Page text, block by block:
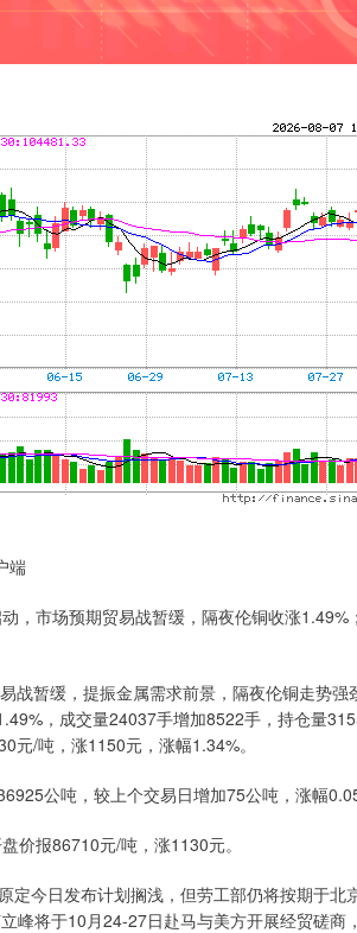
端
市场预期贸易战暂缓，隔夜伦铜收涨1.49%
暂缓，提振金属需求前景，隔夜伦铜走势强
，成交量24037手增加8522手，持仓量
元/吨，涨1150元，涨幅1.34%。
公吨，较上个交易日增加75公吨，涨幅
报86710元/吨，涨1130元。
日发布计划搁浅，但劳工部仍将按期于北
峰将于10月24-27日赴马与美方开展经贸磋商